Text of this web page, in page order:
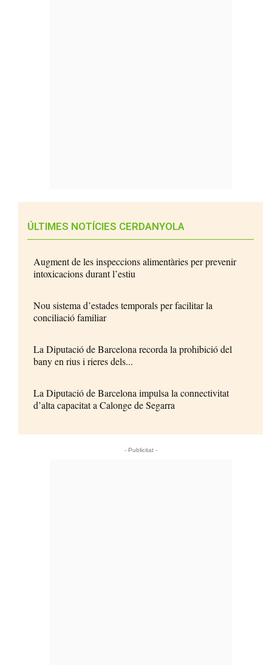
ÚLTIMES NOTÍCIES CERDANYOLA
Augment de les inspeccions alimentàries per prevenir
intoxicacions durant l’estiu
Nou sistema d’estades temporals per facilitar la
conciliació familiar
La Diputació de Barcelona recorda la prohibició del
bany en rius i rieres dels...
La Diputació de Barcelona impulsa la connectivitat
d’alta capacitat a Calonge de Segarra
- Publicitat -